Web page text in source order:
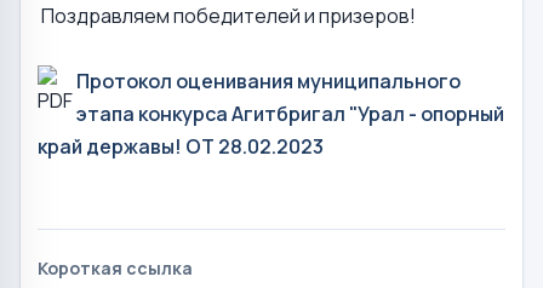
Поздравляем победителей и призеров!
Протокол оценивания муниципального
этапа конкурса Агитбригал "Урал - опорный
край державы! ОТ 28.02.2023
Короткая ссылка